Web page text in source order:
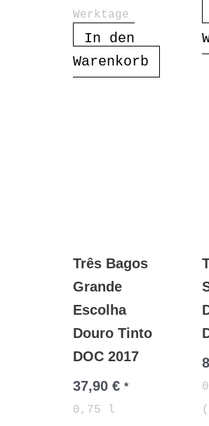
Werktage
In den
Warenkorb
Três Bagos
Grande
Escolha
Douro Tinto
DOC 2017
37,90 € *
0,75
l
(